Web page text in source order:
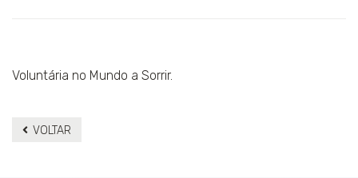
Voluntária no Mundo a Sorrir.
VOLTAR